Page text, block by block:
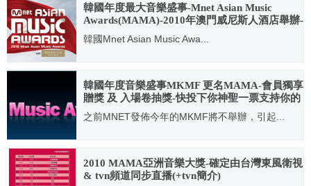
韓國年度最大音樂盛事-Mnet Asian Music
Awards(MAMA)-2010年澳門威尼斯人酒店舉辦-
首度台灣現場直播！
韓國Mnet Asian Music Awa...
2010.10.28
韓國年度音樂盛事MKMF 更名MAMA-會員獨享
贈獎 及 入場卷抽獎-快投下你神聖一票支持你的
偶像！
之前MNET發佈今年的MKMF將不舉辦，引起...
2009.10.22
2010 MAMA亞洲音樂大獎-確定由台灣東風衛視
& tvn頻道同步直播(+tvn簡介)